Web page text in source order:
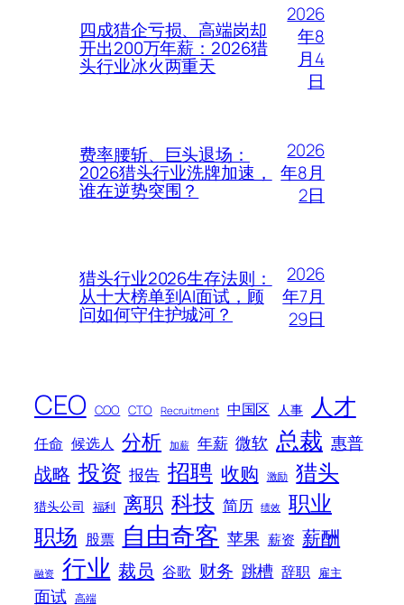
四成猎企亏损、高端岗却
开出200万年薪：2026猎
头行业冰火两重天
2026
年8
月4
日
费率腰斩、巨头退场：
2026猎头行业洗牌加速，
谁在逆势突围？
2026
年8月
2日
猎头行业2026生存法则：
从十大榜单到AI面试，顾
问如何守住护城河？
2026
年7月
29日
CEO COO CTO Recruitment 中国区 人事 人才
任命 候选人 分析 加薪 年薪 微软 总裁 惠普
战略 投资 报告 招聘 收购 激励 猎头
猎头公司 福利 离职 科技 简历 绩效 职业
职场 股票 自由奇客 苹果 薪资 薪酬
融资 行业 裁员 谷歌 财务 跳槽 辞职 雇主
面试 高端